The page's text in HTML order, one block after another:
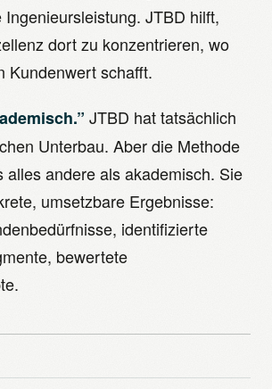
JTBD hilft,
dort zu konzentrieren, wo
Kundenwert schafft.
JTBD hat tatsächlich
Unterbau. Aber die Methode
alles andere als akademisch. Sie
umsetzbare Ergebnisse:
identifizierte
bewertete